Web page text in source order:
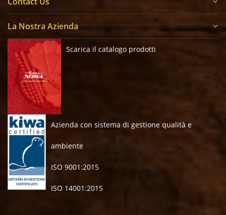
La Nostra Azienda
Scarica il catalogo prodotti
Azienda con sistema di gestione qualità e
ambiente
ISO 9001:2015
ISO 14001:2015